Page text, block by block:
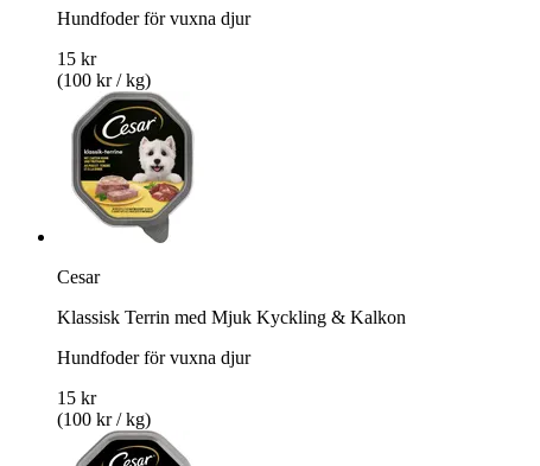
Hundfoder för vuxna djur
15 kr
(100 kr / kg)
Cesar
Klassisk Terrin med Mjuk Kyckling & Kalkon
Hundfoder för vuxna djur
15 kr
(100 kr / kg)